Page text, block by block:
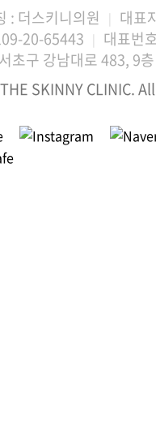
: 더스키니의원 |
대표
20-65443 |
대표번
초구 강남대로 483, 9
SKINNY CLINIC.